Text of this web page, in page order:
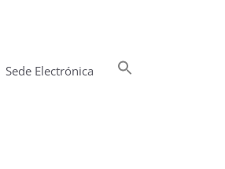
Sede Electrónica